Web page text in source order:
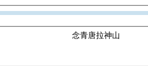
念青唐拉神山